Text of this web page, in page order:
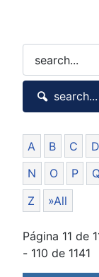
search...
A B C D
N
O P
Z
»All
Página 11 de
- 110 de 1141